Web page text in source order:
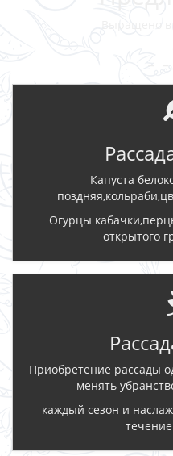
Капуста
Огурцы
открытого
Приобретение рассады
менять
каждый сезон и
течение